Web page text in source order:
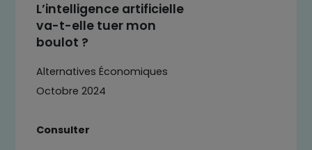
L’intelligence artificielle
va-t-elle tuer mon
boulot ?
Alternatives Économiques
Octobre 2024
Consulter